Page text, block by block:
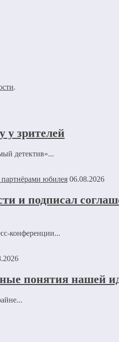
.
зрителей
детектив»...
06.08.2026
и подписал
конференции...
понятия нашей